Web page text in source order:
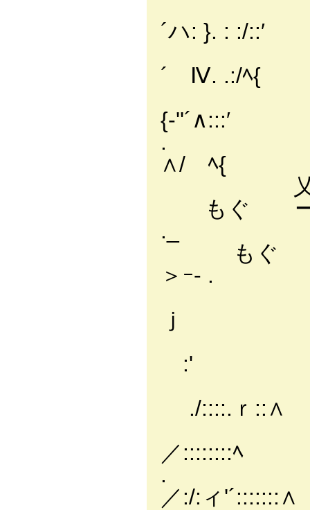
´ハ: }. : :/::′
´ Ⅳ. .:/ﾍ{
{‐''´∧:::′
. {/∨::
∧/ ﾍ{
乂 ∨ |
もぐ
._
も
＞ｰ- .
ｊ .
:' /
./::::.ｒ::∧
／::::::::ﾍ
. .'.:
／:/:ィ'´:::::::∧